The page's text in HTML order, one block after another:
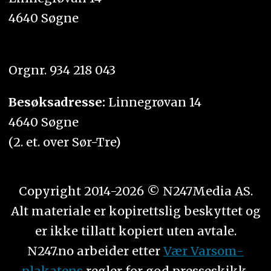
4640 Søgne
Orgnr. 934 218 043
Besøksadresse: Linnegrøvan 14
4640 Søgne
(2. et. over Sør-Tre)
Copyright 2014-2026 © N247Media AS.
Alt materiale er kopirettslig beskyttet og
er ikke tillatt kopiert uten avtale.
N247.no arbeider etter Vær Varsom-